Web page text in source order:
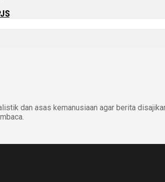
dan asas kemanusiaan agar berita